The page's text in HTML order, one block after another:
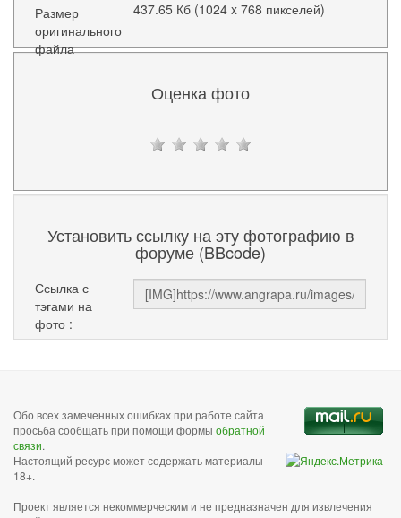
Размер
оригинального
файла
437.65 Кб (1024 x 768 пикселей)
Оценка фото
Установить ссылку на эту фотографию в
форуме (BBcode)
Ссылка с
тэгами на
фото :
Обо всех замеченных ошибках при работе сайта
просьба сообщать при помощи формы обратной
связи.
Настоящий ресурс может содержать материалы
18+.
Проект является некоммерческим и не предназначен для извлечения